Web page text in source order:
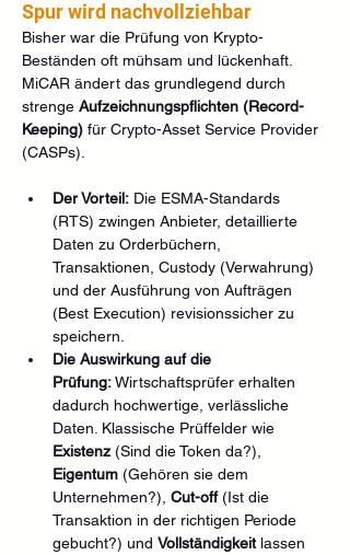
Spur wird nachvollziehbar
Bisher war die Prüfung von Krypto-
Beständen oft mühsam und lückenhaft.
MiCAR ändert das grundlegend durch
strenge Aufzeichnungspflichten (Record-
Keeping) für Crypto-Asset Service Provider
(CASPs).
Der Vorteil: Die ESMA-Standards
(RTS) zwingen Anbieter, detaillierte
Daten zu Orderbüchern,
Transaktionen, Custody (Verwahrung)
und der Ausführung von Aufträgen
(Best Execution) revisionssicher zu
speichern.
Die Auswirkung auf die
Prüfung: Wirtschaftsprüfer erhalten
dadurch hochwertige, verlässliche
Daten. Klassische Prüffelder wie
Existenz (Sind die Token da?),
Eigentum (Gehören sie dem
Unternehmen?), Cut-off (Ist die
Transaktion in der richtigen Periode
gebucht?) und Vollständigkeit lassen